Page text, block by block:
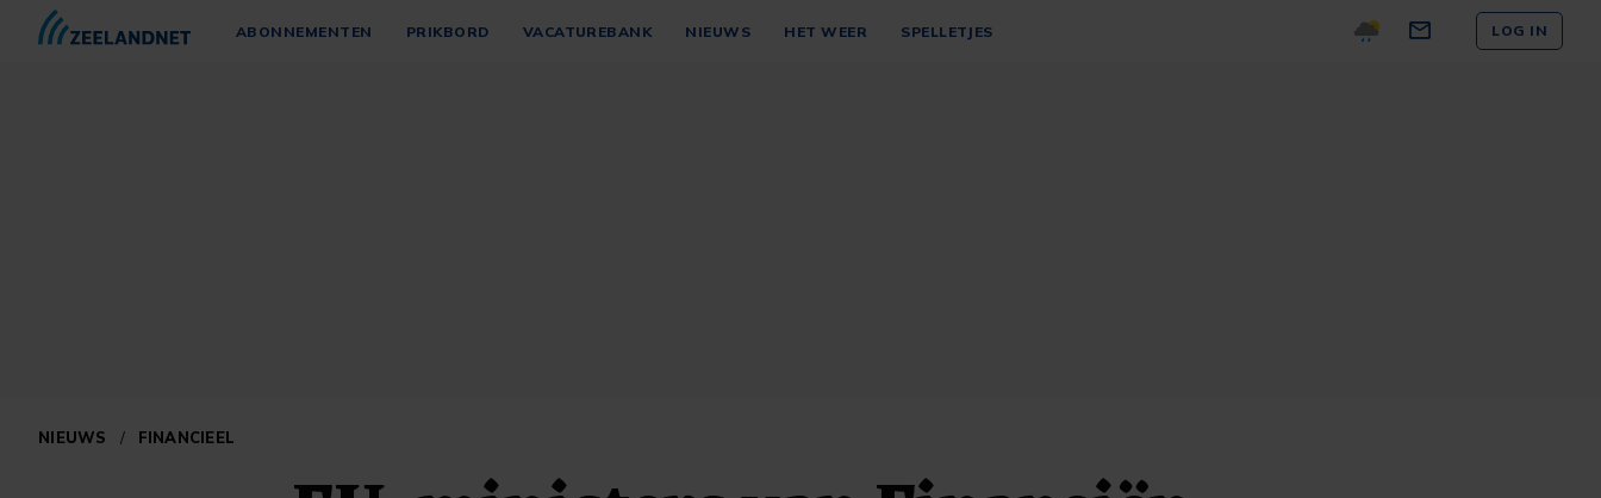
ABONNEMENTEN PRIKBORD VACATUREBANK NIEUWS HET WEER SPELLETJES LOG IN
NIEUWS / FINANCIEEL